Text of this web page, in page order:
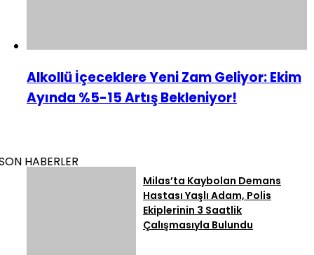
Alkollü İçeceklere Yeni Zam Geliyor: Ekim
Ayında %5-15 Artış Bekleniyor!
HABERLER
Milas’ta Kaybolan Demans
Hastası Yaşlı Adam, Polis
Ekiplerinin 3 Saatlik
Çalışmasıyla Bulundu